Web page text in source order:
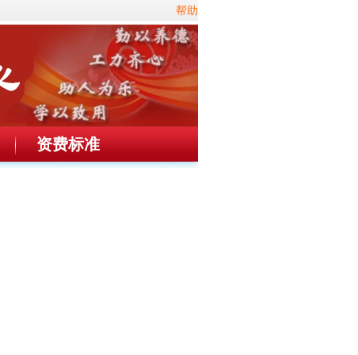
帮助
资费标准